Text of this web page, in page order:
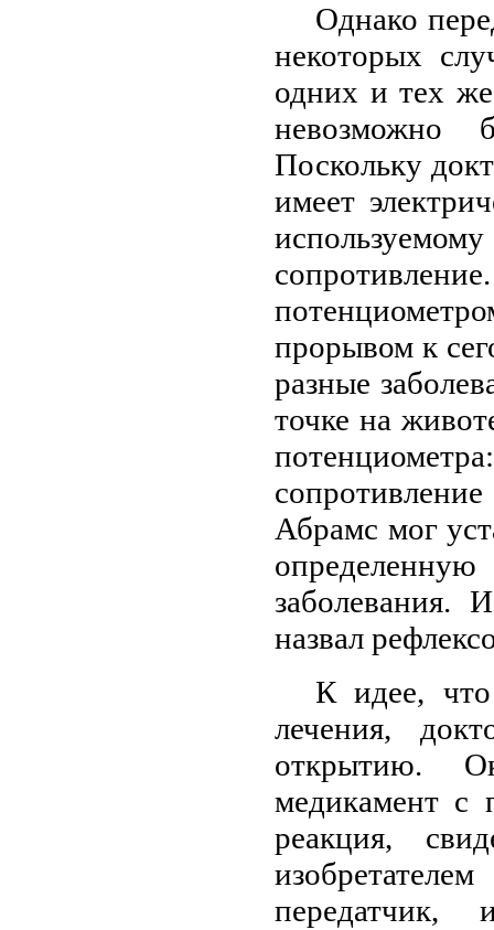
Однако
некоторых
одних и тех же
невозможно
Поскольку
имеет
прорывом к
разные
точке на
Абрамс мог
заболевания.
назвал
К идее,
лечения,
открытию.
медикамент с
реакция,
передатчик,